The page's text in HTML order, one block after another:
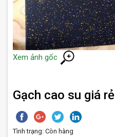
Xem ảnh gốc
Gạch cao su giá rẻ
Tình trạng: Còn hàng